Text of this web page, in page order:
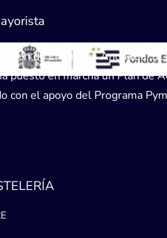
de Empresas Andaucía,
puesto en marcha un Plan
con el apoyo del Programa